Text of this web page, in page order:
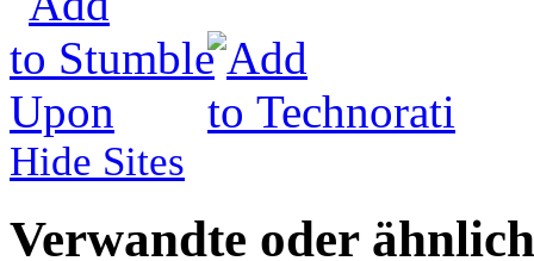
Hide Sites
Verwandte oder